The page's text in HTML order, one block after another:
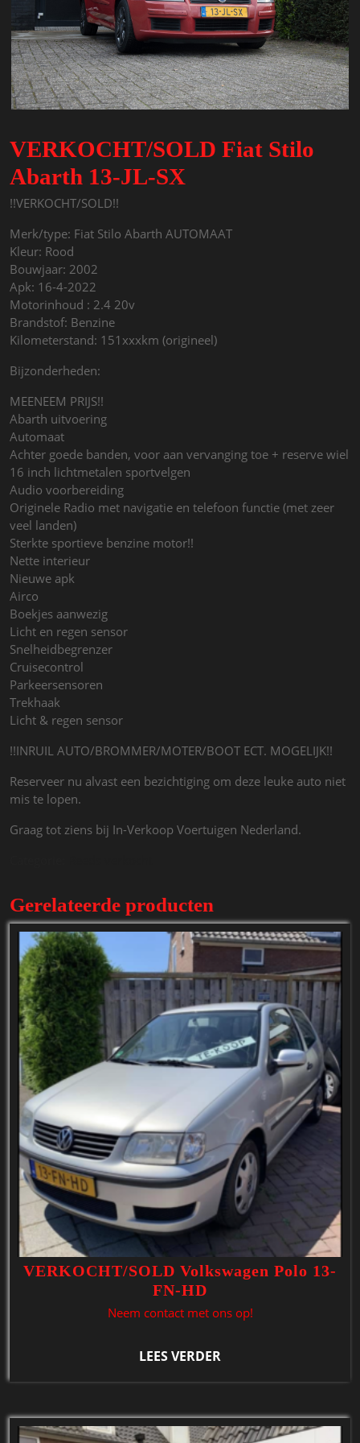
VERKOCHT/SOLD Fiat Stilo
Abarth 13-JL-SX
!!VERKOCHT/SOLD!!
Merk/type: Fiat Stilo Abarth AUTOMAAT
Kleur: Rood
Bouwjaar: 2002
Apk: 16-4-2022
Motorinhoud : 2.4 20v
Brandstof: Benzine
Kilometerstand: 151xxxkm (origineel)
Bijzonderheden:
MEENEEM PRIJS!!
Abarth uitvoering
Automaat
Achter goede banden, voor aan vervanging toe + reserve wiel
16 inch lichtmetalen sportvelgen
Audio voorbereiding
Originele Radio met navigatie en telefoon functie (met zeer
veel landen)
Sterkte sportieve benzine motor!!
Nette interieur
Nieuwe apk
Airco
Boekjes aanwezig
Licht en regen sensor
Snelheidbegrenzer
Cruisecontrol
Parkeersensoren
Trekhaak
Licht & regen sensor
!!INRUIL AUTO/BROMMER/MOTER/BOOT ECT. MOGELIJK!!
Reserveer nu alvast een bezichtiging om deze leuke auto niet
mis te lopen.
Graag tot ziens bij In-Verkoop Voertuigen Nederland.
Gerelateerde producten
VERKOCHT/SOLD Volkswagen Polo 13-
FN-HD
Neem contact met ons op!
LEES VERDER